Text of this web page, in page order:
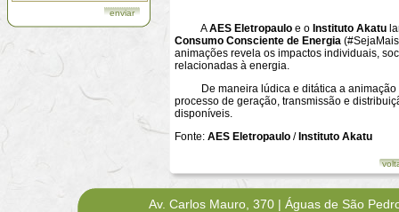
AAES Eletropaulo e o Instituto Akatu
Consumo Consciente de Energia
animações revela os impactos individuais,
relacionadas à energia.
De maneira lúdica e ditática a animação
processo de geração, transmissão e
disponíveis.
Fonte: AES Eletropaulo / Instituto Akatu
Av. Carlos Mauro, 370 | Águas de São